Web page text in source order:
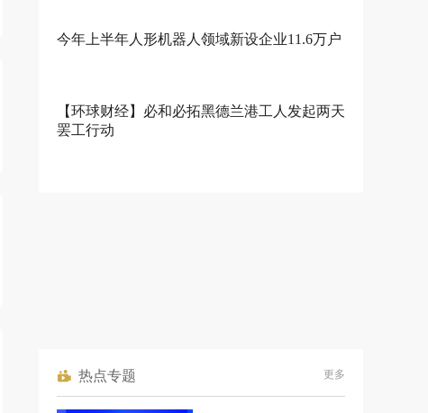
今年上半年人形机器人领域新设企业11.6万户
【环球财经】必和必拓黑德兰港工人发起两天
罢工行动
热点专题 更多